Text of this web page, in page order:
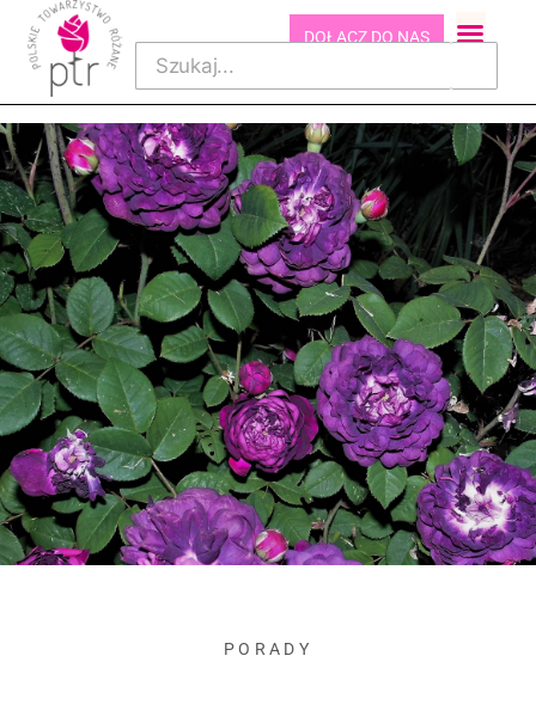
DOŁĄCZ DO NAS
PORADY